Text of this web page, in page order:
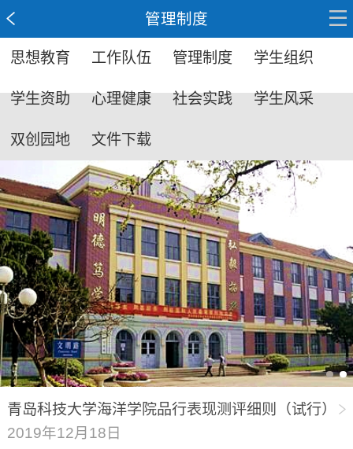
管理制度
思想教育 工作队伍 管理制度 学生组织
学生资助 心理健康 社会实践 学生风采
双创园地 文件下载
青岛科技大学海洋学院品行表现测评细则（试行）
2019年12月18日